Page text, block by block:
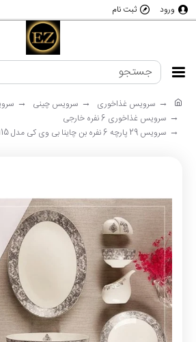
ورود ثبت نام
سرویس غذاخوری سرویس چینی
سرویس غذاخوری 6 نفره خارجی
سرویس 29 پارچه 6 نفره بن چاینا بی وی کی مدل 7115 بی وی کی(BVK)